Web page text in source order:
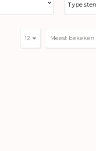
Type
Meest
12